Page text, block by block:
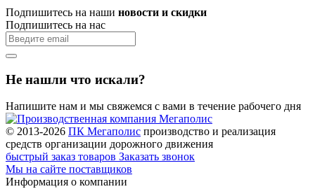
Подпишитесь на наши новости и скидки
Подпишитесь на нас
Не нашли что искали?
Напишите нам и мы свяжемся с вами в течение рабочего дня
© 2013-2026 ПК Мегаполис производство и реализация
средств организации дорожного движения
быстрый заказ товаров Заказать звонок
Мы на сайте поставщиков
Информация о компании